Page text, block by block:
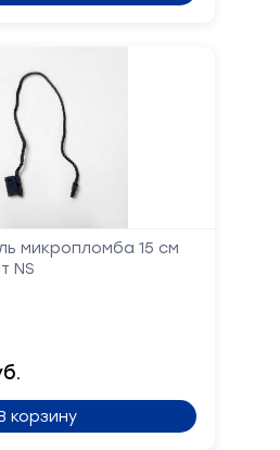
микропломба 15 см
NS
корзину